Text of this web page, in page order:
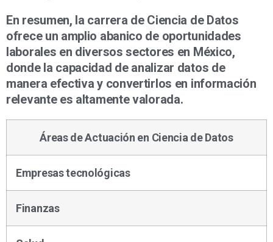
En resumen, la carrera de Ciencia de Datos
ofrece un amplio abanico de oportunidades
laborales en diversos sectores en México,
donde la capacidad de analizar datos de
manera efectiva y convertirlos en información
relevante es altamente valorada.
Áreas de Actuación en Ciencia de Datos
Empresas tecnológicas
Finanzas